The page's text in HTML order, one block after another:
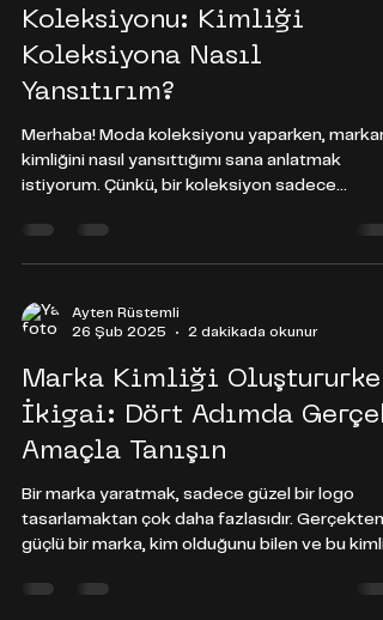
Koleksiyonu: Kimliği
Koleksiyona Nasıl
Yansıtırım?
Merhaba! Moda koleksiyonu yaparken,
kimliğini nasıl yansıttığımı sana anlatmak
istiyorum. Çünkü, bir koleksiyon sadece
değerler bu işin gerçekten kalbinde yer alıyor.
Kendi Hikâyeni Koleksiyonuna Dahil Et Benim
Moda tasarımında en önemli şey, koleksiyonun
sadece güzel görünmesi değil, markanın
taşıması. Yani, her koleksiyonun bi
Ayten Rüstemli
26 Şub 2025
2 dakikada okunur
Marka Kimliği Oluştururken
İkigai: Dört Adımda Gerçek
Amaçla Tanışın
Bir marka yaratmak, sadece güzel bir logo
tasarlamaktan çok daha fazlasıdır. Gerçekten
güçlü bir marka, kim olduğunu bilen ve bu
İşte tam bu noktada, İkigai felsefesi devreye